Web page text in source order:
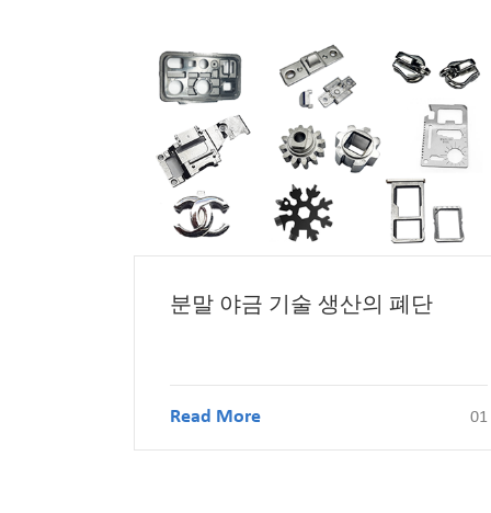
분말 야금 기술 생산의 폐단
Read More 01